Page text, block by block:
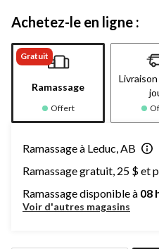
Achetez-le en ligne :
Gratuit
Ramassage
Offert
Ramassage à Leduc, AB
Ramassage gratuit, 25 $ et
Ramassage disponible à 08
Voir d'autres magasins